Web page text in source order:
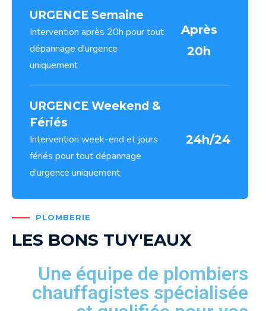
URGENCE Semaine
Intervention après 20h pour tout
dépannage d'urgence
uniquement
Après
20h
URGENCE Weekend &
Fériés
Intervention week-end et jours
fériés pour tout dépannage
d'urgence uniquement
24h/24
PLOMBERIE
LES BONS TUY'EAUX
Une équipe de plombiers
chauffagistes spécialisée